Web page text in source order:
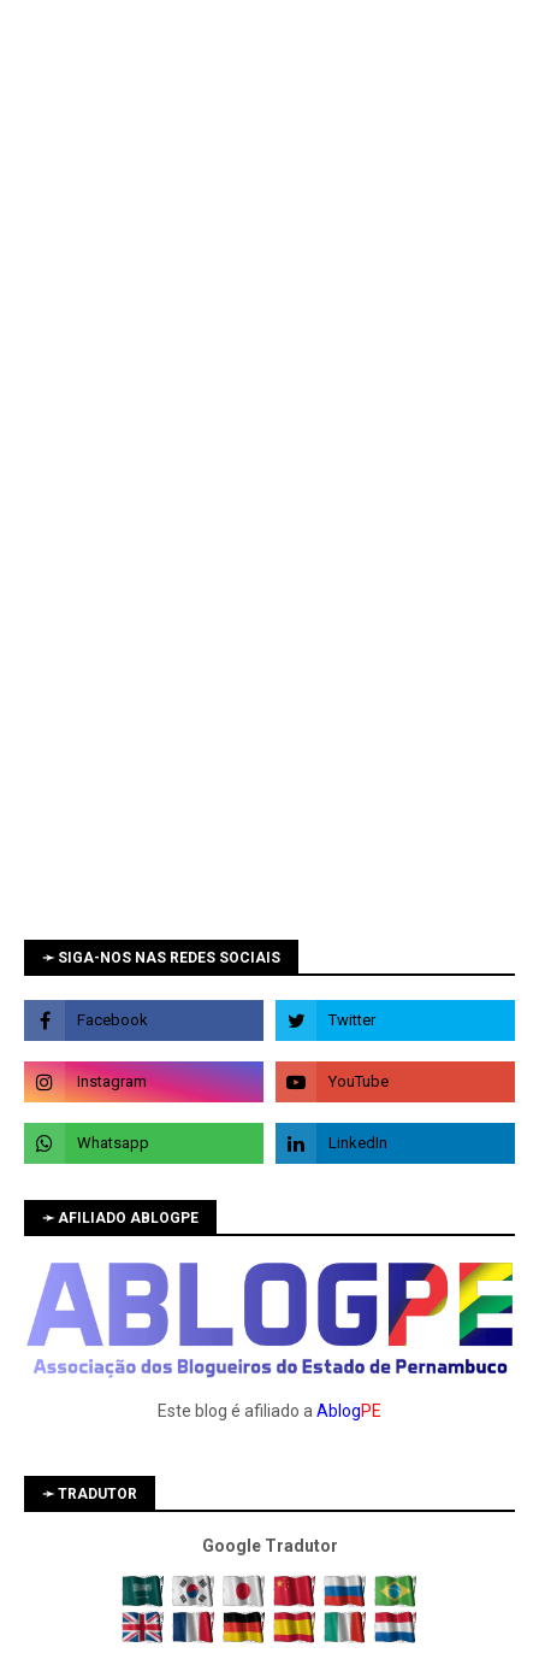
➛ SIGA-NOS NAS REDES SOCIAIS
➛ AFILIADO ABLOGPE
Este blog é afiliado a AblogPE
➛ TRADUTOR
Google Tradutor